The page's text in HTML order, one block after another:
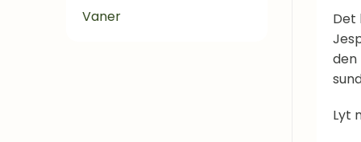
Vaner
Det
den
Lyt